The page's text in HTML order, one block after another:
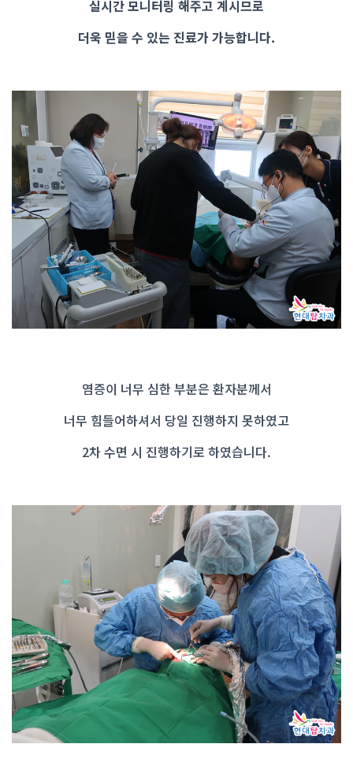
실시간 모니터링 해주고 계시므로
더욱 믿을 수 있는 진료가 가능합니다.
염증이 너무 심한 부분은 환자분께서
너무 힘들어하셔서 당일 진행하지 못하였고
2차 수면 시 진행하기로 하였습니다.